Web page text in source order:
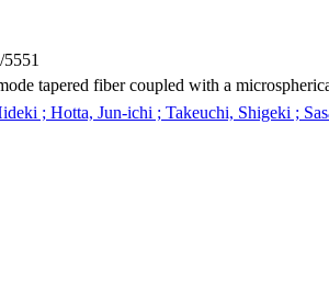
tapered fiber coupled with a
; Hotta, Jun-ichi ; Takeuchi, Shigeki ;